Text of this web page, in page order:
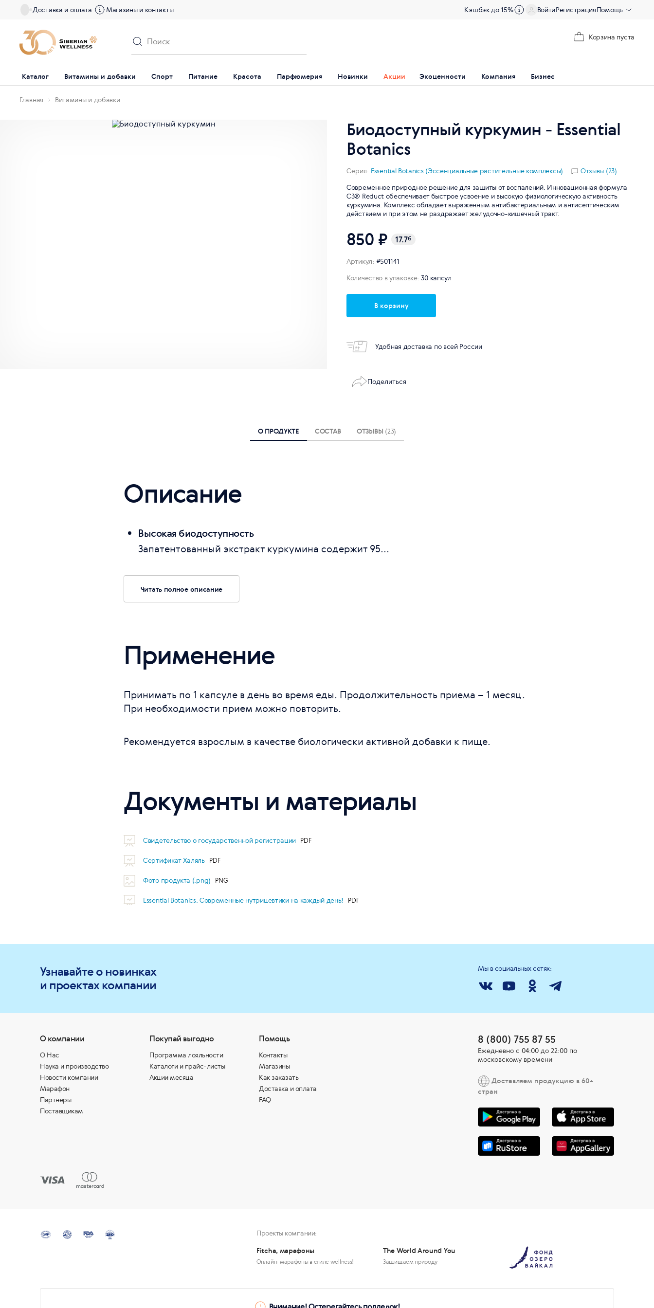
Доставка и оплата Магазины и контакты Кэшбэк до 15% ВойтиРегистрацияПомощь
Корзина пуста
Каталог Витамины и добавки Спорт Питание Красота Парфюмерия Новинки Акции Экоценности Компания Бизнес
Главная Витамины и добавки
Биодоступный куркумин - Essential
Botanics
Серия: Essential Botanics (Эссенциальные растительные комплексы)
Отзывы (23)
Современное природное решение для защиты от воспалений. Инновационная формула
C3® Reduct обеспечивает быстрое усвоение и высокую физиологическую активность
куркумина. Комплекс обладает выраженным антибактериальным и антисептическим
действием и при этом не раздражает желудочно-кишечный тракт.
850 ₽ 17.7б
Артикул: #501141
Количество в упаковке: 30 капсул
В корзину
Удобная доставка по всей России
Поделиться
О ПРОДУКТЕ СОСТАВ ОТЗЫВЫ (23)
Описание
Высокая биодоступность
Запатентованный экстракт куркумина содержит 95...
Читать полное описание
Применение
Принимать по 1 капсуле в день во время еды. Продолжительность приема – 1 месяц.
При необходимости прием можно повторить.
Рекомендуется взрослым в качестве биологически активной добавки к пище.
Документы и материалы
Свидетельство о государственной регистрации
Сертификат Халяль
Фото продукта (.png)
Essential Botanics. Современные нутрицевтики на каждый день!
Узнавайте о новинках
и проектах компании
Мы в социальных сетях:
О компании
О Нас
Наука и производство
Новости компании
Марафон
Партнеры
Поставщикам
Покупай выгодно
Программа лояльности
Каталоги и прайс-листы
Акции месяца
Помощь
Контакты
Магазины
Как заказать
Доставка и оплата
FAQ
8 (800) 755 87 55
Ежедневно c 04:00 до 22:00 по
московскому времени
Доставляем продукцию в 60+
стран
Проекты компании:
Fitcha, марафоны
Онлайн-марафоны в стиле wellness!
The World Around You
Защищаем природу